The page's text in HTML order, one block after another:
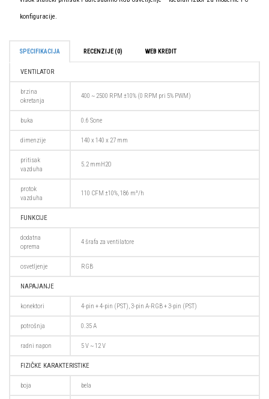
konfiguracije.
SPECIFIKACIJA RECENZIJE (0) WEB KREDIT
VENTILATOR
brzina
okretanja
400 ~ 2500 RPM ±10% (0 RPM pri 5% PWM)
buka 0.6 Sone
dimenzije 140 x 140 x 27 mm
pritisak
vazduha
5.2 mmH2O
protok
vazduha
110 CFM ±10%, 186 m³/h
FUNKCIJE
dodatna
oprema
4 šrafa za ventilatore
osvetljenje RGB
NAPAJANJE
konektori 4-pin + 4-pin (PST), 3-pin A-RGB + 3-pin (PST)
potrošnja 0.35 A
radni napon 5 V ~ 12 V
FIZIČKE KARAKTERISTIKE
boja bela